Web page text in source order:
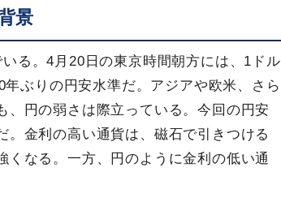
景
る。4月20日の東京時間朝方には、1ドル
ぶりの円安水準だ。アジアや欧米、さら
、円の弱さは際立っている。今回の円安
金利の高い通貨は、磁石で引きつける
くなる。一方、円のように金利の低い通